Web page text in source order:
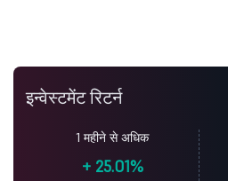
इन्वेस्टमेंट रिटर्न
1 महीने से अधिक
+25.01%